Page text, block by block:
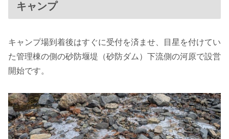
キャンプ
キャンプ場到着後はすぐに受付を済ませ、目星を付けてい
た管理棟の側の砂防堰堤（砂防ダム）下流側の河原で設営
開始です。